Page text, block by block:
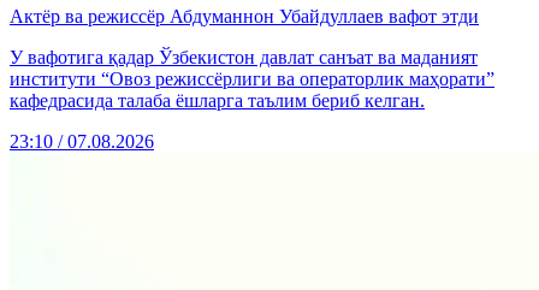
Актёр ва режиссёр Абдуманнон Убайдуллаев вафот этди
У вафотига қадар Ўзбекистон давлат санъат ва маданият
институти “Овоз режиссёрлиги ва операторлик маҳорати”
кафедрасида талаба ёшларга таълим бериб келган.
23:10 / 07.08.2026